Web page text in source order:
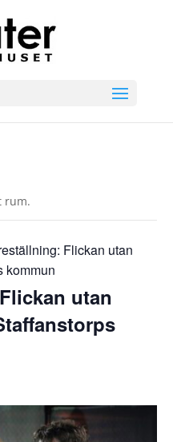
rum.
Flickan utan
kommun
utan